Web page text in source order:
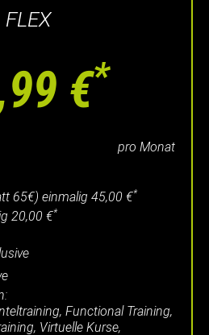
FLEX
€*
pro Monat
65€) einmalig 45,00 €*
20,00 €*
Functional Training,
Virtuelle Kurse,